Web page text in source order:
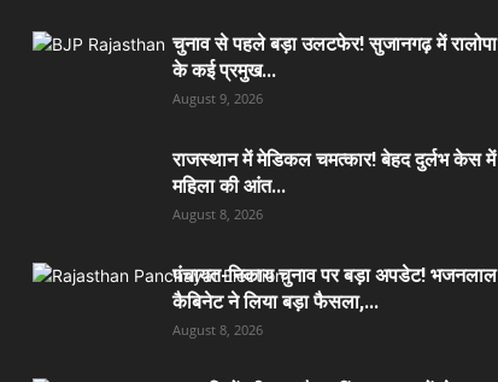
चुनाव से पहले बड़ा उलटफेर! सुजानगढ़ में रालोपा
के कई प्रमुख...
August 9, 2026
राजस्थान में मेडिकल चमत्कार! बेहद दुर्लभ केस में
महिला की आंत...
August 8, 2026
पंचायत-निकाय चुनाव पर बड़ा अपडेट! भजनलाल
कैबिनेट ने लिया बड़ा फैसला,...
August 8, 2026